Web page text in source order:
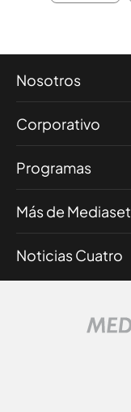
Nosotros
Corporativo
Programas
Más de Mediaset
Noticias Cuatro